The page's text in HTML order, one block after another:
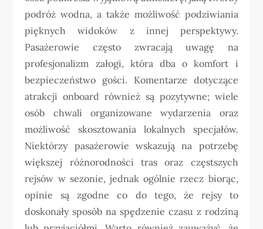
podróż wodna, a także możliwość podziwiania
pięknych widoków z innej perspektywy.
Pasażerowie często zwracają uwagę na
profesjonalizm załogi, która dba o komfort i
bezpieczeństwo gości. Komentarze dotyczące
atrakcji onboard również są pozytywne; wiele
osób chwali organizowane wydarzenia oraz
możliwość skosztowania lokalnych specjałów.
Niektórzy pasażerowie wskazują na potrzebę
większej różnorodności tras oraz częstszych
rejsów w sezonie, jednak ogólnie rzecz biorąc,
opinie są zgodne co do tego, że rejsy to
doskonały sposób na spędzenie czasu z rodziną